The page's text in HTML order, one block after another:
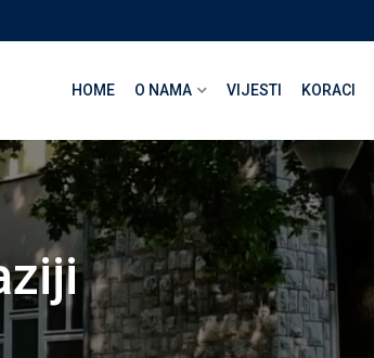
HOME O NAMA VIJESTI KORACI